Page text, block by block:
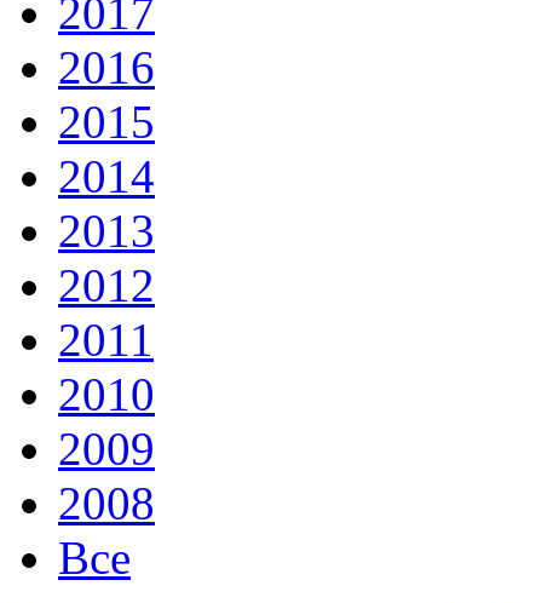
2017
2016
2015
2014
2013
2012
2011
2010
2009
2008
Все